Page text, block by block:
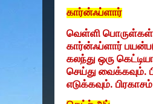
கார்ன்ஃப்ளார்
வெள்ளி பொருள்கள்
கார்ன்ஃப்ளார்
கலந்து ஒரு
செய்து வைக்கவும்.
எடுக்கவும்.